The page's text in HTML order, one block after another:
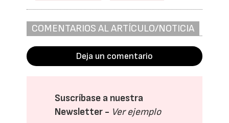
COMENTARIOS AL ARTÍCULO/NOTICIA
Deja un comentario
Suscríbase a nuestra
Newsletter - Ver ejemplo